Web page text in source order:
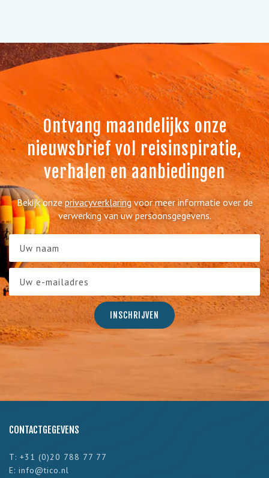
Ontvang maandelijks onze
nieuwsbrief vol reisinspiratie,
verhalen en aanbiedingen
Bekijk onzeprivacyverklaringvoor meer informatie over de
verwerking van uw persoonsgegevens.
CONTACTGEGEVENS
T: +31 (0)20 788 77 77
E: info@tico.nl